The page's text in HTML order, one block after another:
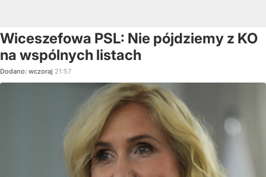
Wiceszefowa PSL: Nie pójdziemy z KO
na wspólnych listach
Dodano: wczoraj 21:57